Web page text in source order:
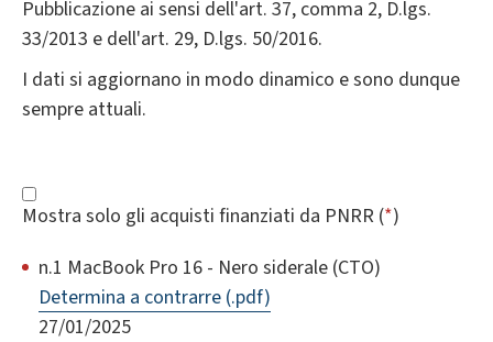
Pubblicazione ai sensi dell'art. 37, comma 2, D.lgs.
33/2013 e dell'art. 29, D.lgs. 50/2016.
I dati si aggiornano in modo dinamico e sono dunque
sempre attuali.
Mostra solo gli acquisti finanziati da PNRR (*)
n.1 MacBook Pro 16 - Nero siderale (CTO)
Determina a contrarre (.pdf)
27/01/2025